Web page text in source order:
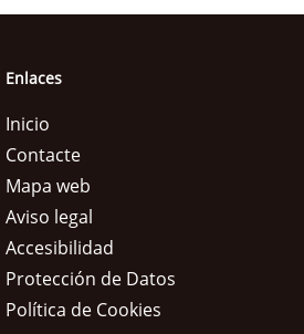
Enlaces
Inicio
Contacte
Mapa web
Aviso legal
Accesibilidad
Protección de Datos
Política de Cookies